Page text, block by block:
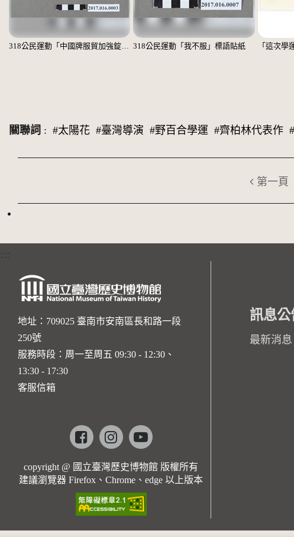
318公民運動「中國牌服貿加強錠」標語貼紙 318公民運動「我不服」標語貼紙
關聯詞 : #太陽花 #臺灣導演 #野百合學運 #齊柏林代表作
第一頁
:::
地址：709025 臺南市安南區長和路一段
250號
服務時段：周一至周五 09:30 - 12:30、
13:30 - 17:30
客服信箱
Facebookinstagramyoutube
copyright @ 國立臺灣歷史博物館 版權所有
建議瀏覽器 Firefox、Chrome、edge 以上版本
訊息公
最新消息